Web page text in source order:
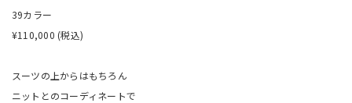
39カラー
¥110,000 (税込)
スーツの上からはもちろん
ニットとのコーディネートで